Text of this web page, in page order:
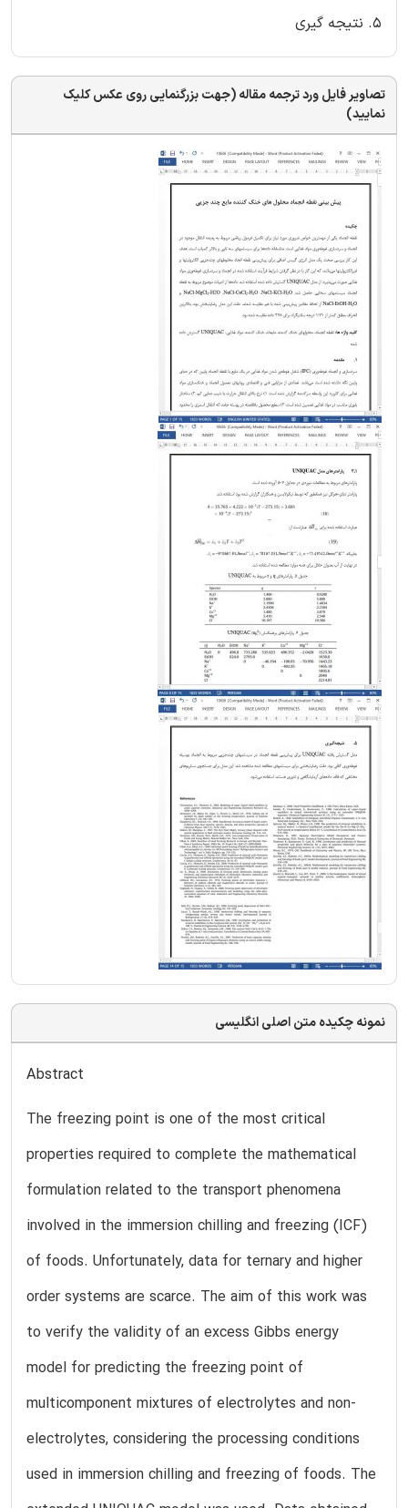
5. نتیجه گیری
تصاویر فایل ورد ترجمه مقاله (جهت بزرگنمایی روی عکس کلیک
نمایید)
نمونه چکیده متن اصلی انگلیسی
Abstract
The freezing point is one of the most critical
properties required to complete the mathematical
formulation related to the transport phenomena
involved in the immersion chilling and freezing (ICF)
of foods. Unfortunately, data for ternary and higher
order systems are scarce. The aim of this work was
to verify the validity of an excess Gibbs energy
model for predicting the freezing point of
multicomponent mixtures of electrolytes and non-
electrolytes, considering the processing conditions
used in immersion chilling and freezing of foods. The